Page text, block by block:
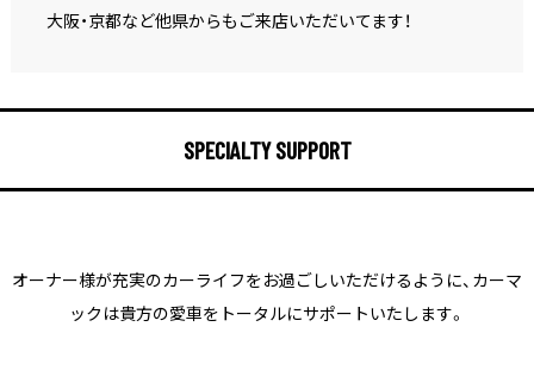
大阪・京都など他県からもご来店いただいてます！
SPECIALTY SUPPORT
オーナー様が充実のカーライフをお過ごしいただけるように、 カーマ
ックは貴方の愛車をトータルにサポートいたします。